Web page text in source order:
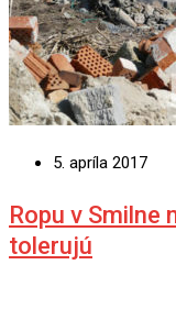
5. apríla 2017
Ropu v Smilne
tolerujú